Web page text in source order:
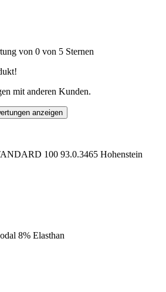
von 0 von 5 Sternen
mit anderen Kunden.
anzeigen
100 93.0.3465 Hohenstein
8% Elasthan